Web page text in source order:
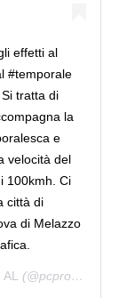
effetti al
#temporale
tratta di
la
e
velocità del
100kmh. Ci
città di
di Melazzo
AL (@pcproval) in data: